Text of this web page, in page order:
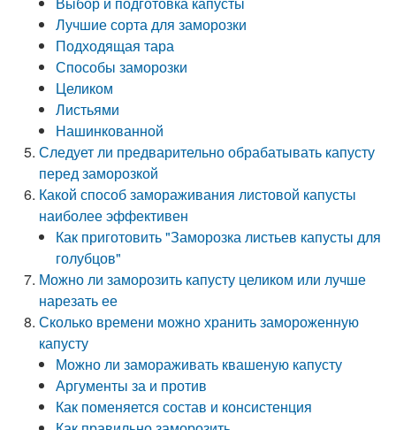
Лучшие сорта для заморозки
Подходящая тара
Способы заморозки
Целиком
Листьями
Нашинкованной
Следует ли предварительно обрабатывать капусту
перед заморозкой
Какой способ замораживания листовой капусты
наиболее эффективен
Как приготовить "Заморозка листьев капусты для
голубцов"
Можно ли заморозить капусту целиком или лучше
нарезать ее
Сколько времени можно хранить замороженную
капусту
Можно ли замораживать квашеную капусту
Аргументы за и против
Как поменяется состав и консистенция